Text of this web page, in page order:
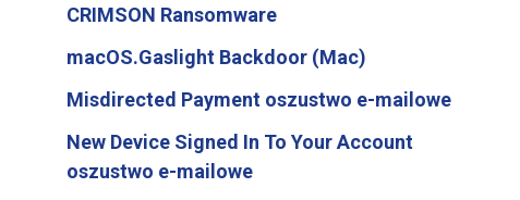
CRIMSON Ransomware
macOS.Gaslight Backdoor (Mac)
Misdirected Payment oszustwo e-mailowe
New Device Signed In To Your Account
oszustwo e-mailowe